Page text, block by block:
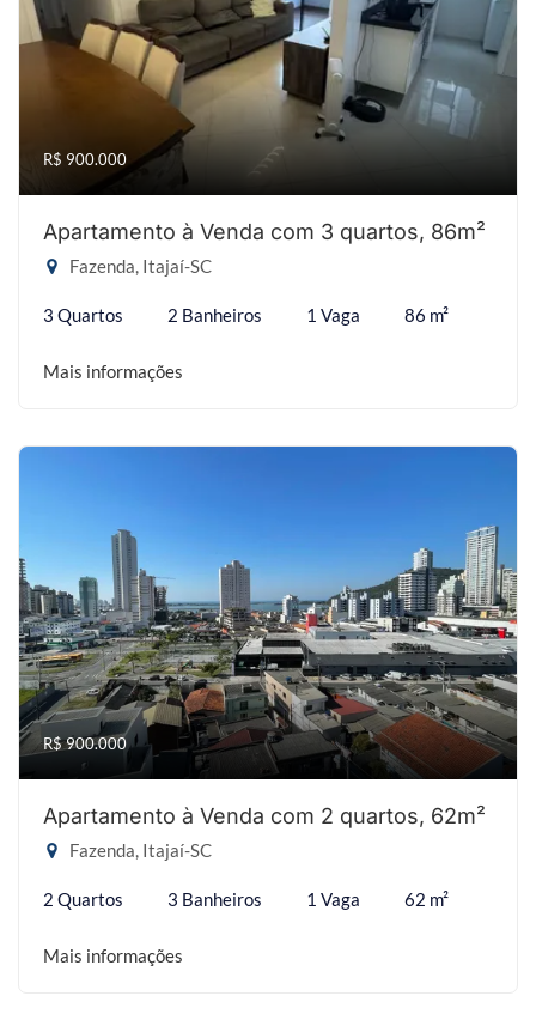
R$ 900.000
Apartamento à Venda com 3 quartos, 86m²
Fazenda, Itajaí-SC
3 Quartos 2 Banheiros 1 Vaga 86 m²
Mais informações
R$ 900.000
Apartamento à Venda com 2 quartos, 62m²
Fazenda, Itajaí-SC
2 Quartos 3 Banheiros 1 Vaga 62 m²
Mais informações